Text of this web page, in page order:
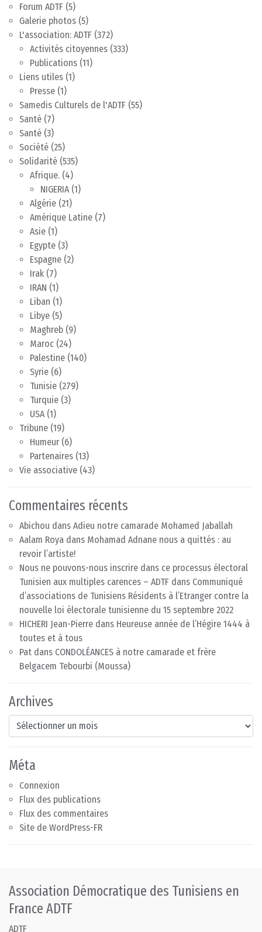
Forum ADTF (5)
Galerie photos (5)
L'association: ADTF (372)
Activités citoyennes (333)
Publications (11)
Liens utiles (1)
Presse (1)
Samedis Culturels de l'ADTF (55)
Santé (7)
Santé (3)
Société (25)
Solidarité (535)
Afrique. (4)
NIGERIA(1)
Algérie (21)
Amérique Latine (7)
Asie (1)
Egypte (3)
Espagne (2)
Irak (7)
IRAN (1)
Liban (1)
Libye (5)
Maghreb (9)
Maroc (24)
Palestine (140)
Syrie (6)
Tunisie (279)
Turquie (3)
USA(1)
Tribune (19)
Humeur (6)
Partenaires (13)
Vie associative (43)
Commentaires récents
Abichou dans Adieu notre camarade Mohamed Jaballah
Aalam Roya dans Mohamad Adnane nous a quittés : au
revoir l’artiste!
Nous ne pouvons-nous inscrire dans ce processus électoral
Tunisien aux multiples carences – ADTF dans Communiqué
d’associations de Tunisiens Résidents à l’Etranger contre la
nouvelle loi électorale tunisienne du 15 septembre 2022
HICHERI Jean-Pierre dans Heureuse année de l’Hégire 1444 à
toutes et à tous
Pat dans CONDOLÉANCES à notre camarade et frère
Belgacem Tebourbi (Moussa)
Archives
Archives
Méta
Connexion
Flux des publications
Flux des commentaires
Site de WordPress-FR
Association Démocratique des Tunisiens en
France ADTF
ADTF